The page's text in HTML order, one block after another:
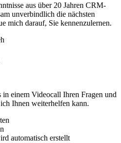
aus über 20 Jahren CRM-
unverbindlich die nächsten
mich darauf, Sie kennenzulernen.
einem Videocall Ihren Fragen und
Ihnen weiterhelfen kann.
automatisch erstellt